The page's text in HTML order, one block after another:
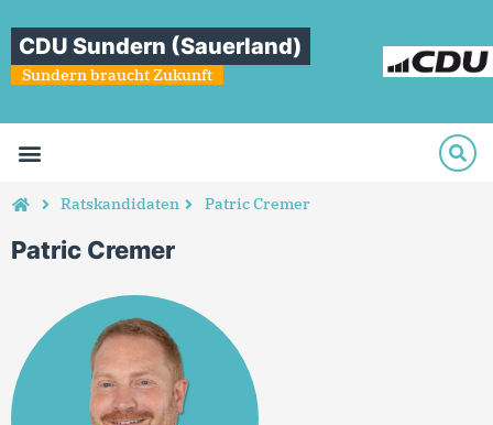
CDU Sundern (Sauerland)
Sundern braucht Zukunft
Ratskandidaten Patric Cremer
Patric Cremer